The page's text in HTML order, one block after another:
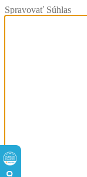
Spravovať Súhlas